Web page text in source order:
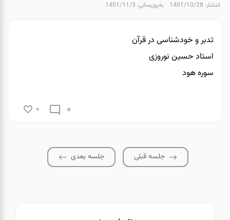
انتشار: 1401/10/28 به‌روزرسانی: 1401/11/3
تدبر و خودشناسی در قرآن
استاد حسین نوروزی
سوره هود
0
0
جلسه قبلی جلسه بعدی